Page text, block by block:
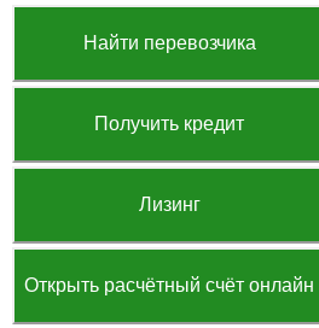
Найти перевозчика
Получить кредит
Лизинг
Открыть расчётный счёт онлайн